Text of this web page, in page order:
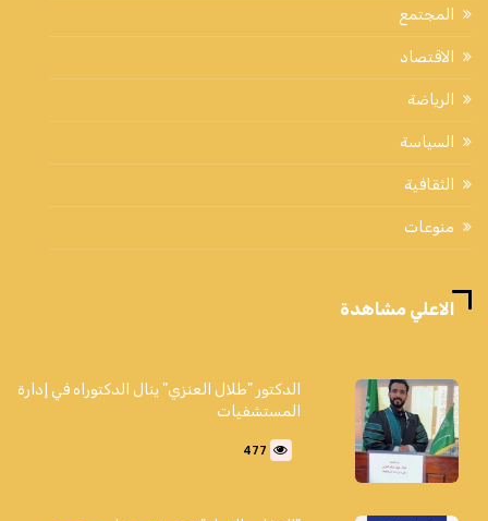
المجتمع
الاقتصاد
الرياضة
السياسة
الثقافية
منوعات
الاعلي مشاهدة
الدكتور "طلال العنزي" ينال الدكتوراه في إدارة
المستشفيات
477